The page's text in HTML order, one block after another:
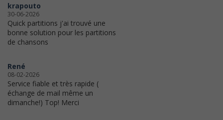
krapouto
30-06-2026
Quick partitions j'ai trouvé une
bonne solution pour les partitions
de chansons
René
08-02-2026
Service fiable et très rapide (
échange de mail même un
dimanche!) Top! Merci